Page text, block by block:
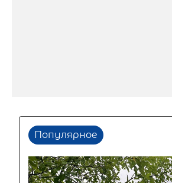
Популярное